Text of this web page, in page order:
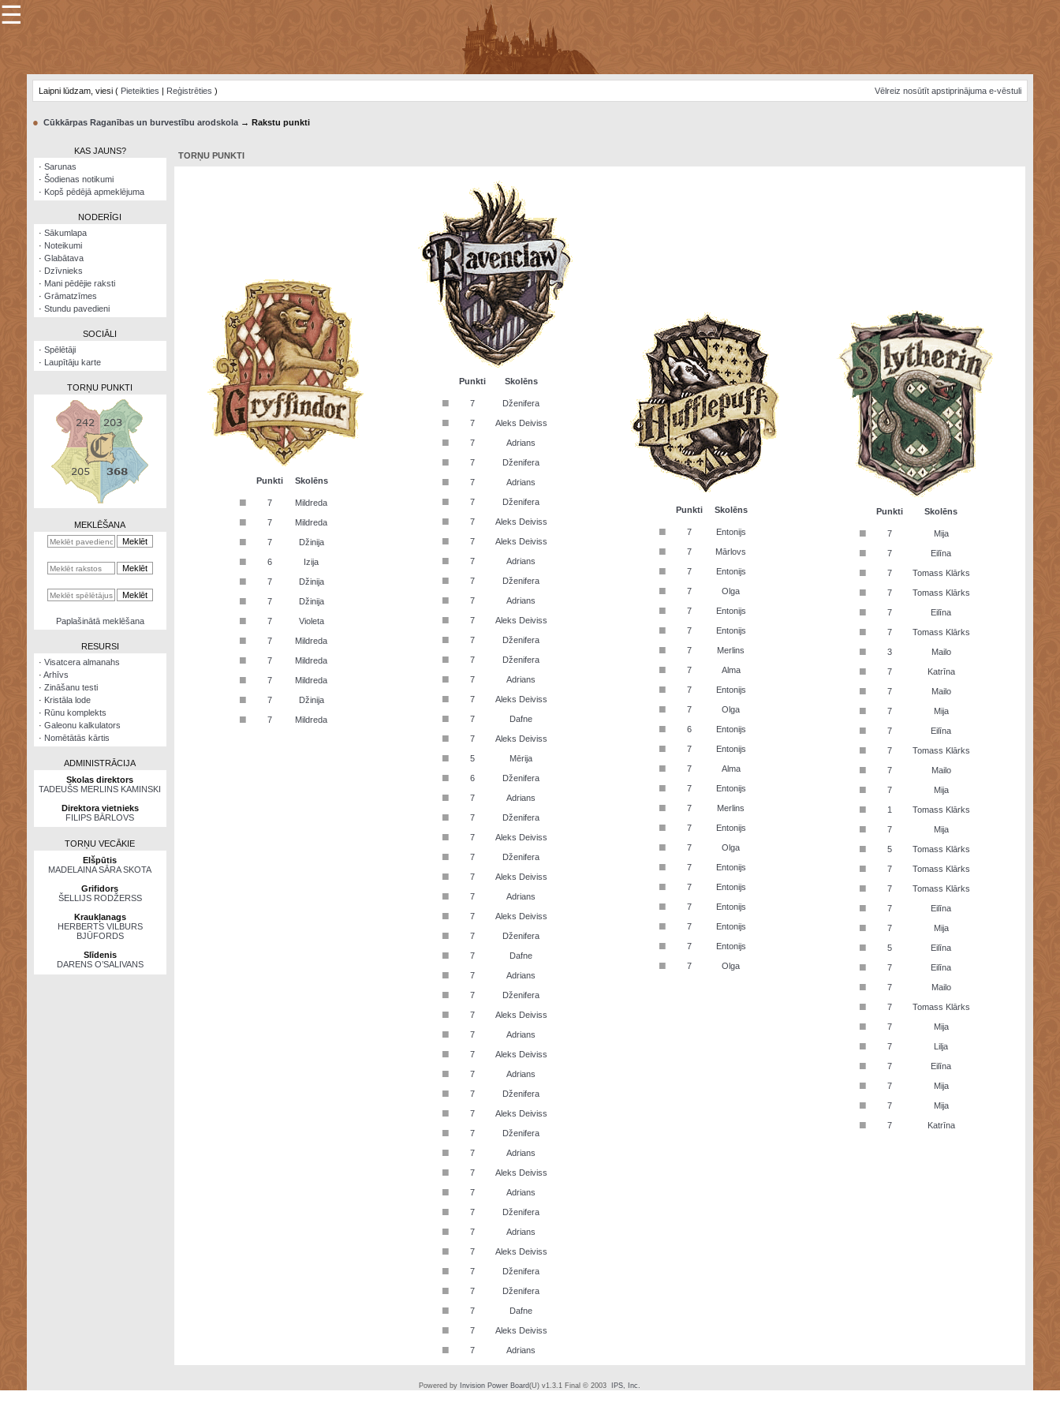
×
Šodienas
Visatcera
almanahs
kalkulators
☰
Laipni lūdzam, viesi ( Pieteikties | Reģistrēties ) Vēlreiz nosūtīt apstiprinājuma e-vēstuli
● Cūkkārpas Raganības un burvestību arodskola→ Rakstu punkti
KAS JAUNS?
· Sarunas
· Šodienas notikumi
· Kopš pēdējā apmeklējuma
NODERĪGI
· Sākumlapa
· Noteikumi
· Glabātava
· Dzīvnieks
· Mani pēdējie raksti
· Grāmatzīmes
· Stundu pavedieni
SOCIĀLI
· Spēlētāji
· Laupītāju karte
TORŅU PUNKTI
MEKLĒŠANA
Paplašinātā meklēšana
RESURSI
· Visatcera almanahs
· Arhīvs
· Zināšanu testi
· Kristāla lode
· Rūnu komplekts
· Galeonu kalkulators
· Nomētātās kārtis
ADMINISTRĀCIJA
Skolas direktors
TADEUŠS MERLINS KAMINSKI
Direktora vietnieks
FILIPS BĀRLOVS
TORŅU VECĀKIE
Elšpūtis
MADELAINA SĀRA SKOTA
Grifidors
ŠELLIJS RODŽERSS
Kraukļanags
HERBERTS VILBURS
BJŪFORDS
Slīdenis
DARENS O’SALIVANS
TORŅU PUNKTI
Punkti Skolēns
■ 7 Mildreda
■ 7 Mildreda
■ 7 Džinija
■ 6 Izija
■ 7 Džinija
■ 7 Džinija
■ 7 Violeta
■ 7 Mildreda
■ 7 Mildreda
■ 7 Mildreda
■ 7 Džinija
■ 7 Mildreda
Punkti Skolēns
■ 7 Dženifera
■ 7 Aleks Deiviss
■ 7 Adrians
■ 7 Dženifera
■ 7 Adrians
■ 7 Dženifera
■ 7 Aleks Deiviss
■ 7 Aleks Deiviss
■ 7 Adrians
■ 7 Dženifera
■ 7 Adrians
■ 7 Aleks Deiviss
■ 7 Dženifera
■ 7 Dženifera
■ 7 Adrians
■ 7 Aleks Deiviss
■ 7 Dafne
■ 7 Aleks Deiviss
■ 5 Mērija
■ 6 Dženifera
■ 7 Adrians
■ 7 Dženifera
■ 7 Aleks Deiviss
■ 7 Dženifera
■ 7 Aleks Deiviss
■ 7 Adrians
■ 7 Aleks Deiviss
■ 7 Dženifera
■ 7 Dafne
■ 7 Adrians
■ 7 Dženifera
■ 7 Aleks Deiviss
■ 7 Adrians
■ 7 Aleks Deiviss
■ 7 Adrians
■ 7 Dženifera
■ 7 Aleks Deiviss
■ 7 Dženifera
■ 7 Adrians
■ 7 Aleks Deiviss
■ 7 Adrians
■ 7 Dženifera
■ 7 Adrians
■ 7 Aleks Deiviss
■ 7 Dženifera
■ 7 Dženifera
■ 7 Dafne
■ 7 Aleks Deiviss
■ 7 Adrians
Punkti Skolēns
■ 7 Entonijs
■ 7 Mārlovs
■ 7 Entonijs
■ 7 Olga
■ 7 Entonijs
■ 7 Entonijs
■ 7 Merlins
■ 7 Alma
■ 7 Entonijs
■ 7 Olga
■ 6 Entonijs
■ 7 Entonijs
■ 7 Alma
■ 7 Entonijs
■ 7 Merlins
■ 7 Entonijs
■ 7 Olga
■ 7 Entonijs
■ 7 Entonijs
■ 7 Entonijs
■ 7 Entonijs
■ 7 Entonijs
■ 7 Olga
Punkti Skolēns
■ 7 Mija
■ 7 Eilīna
■ 7 Tomass Klārks
■ 7 Tomass Klārks
■ 7 Eilīna
■ 7 Tomass Klārks
■ 3 Mailo
■ 7 Katrīna
■ 7 Mailo
■ 7 Mija
■ 7 Eilīna
■ 7 Tomass Klārks
■ 7 Mailo
■ 7 Mija
■ 1 Tomass Klārks
■ 7 Mija
■ 5 Tomass Klārks
■ 7 Tomass Klārks
■ 7 Tomass Klārks
■ 7 Eilīna
■ 7 Mija
■ 5 Eilīna
■ 7 Eilīna
■ 7 Mailo
■ 7 Tomass Klārks
■ 7 Mija
■ 7 Lilja
■ 7 Eilīna
■ 7 Mija
■ 7 Mija
■ 7 Katrīna
Powered by Invision Power Board(U) v1.3.1 Final © 2003 IPS, Inc.